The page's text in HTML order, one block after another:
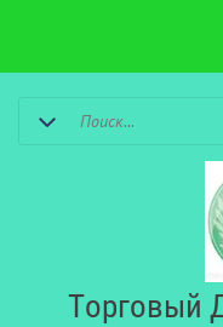
Торговый